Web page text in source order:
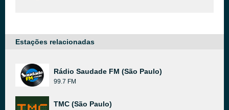
Estações relacionadas
Rádio Saudade FM (São Paulo)
99.7 FM
TMC (São Paulo)